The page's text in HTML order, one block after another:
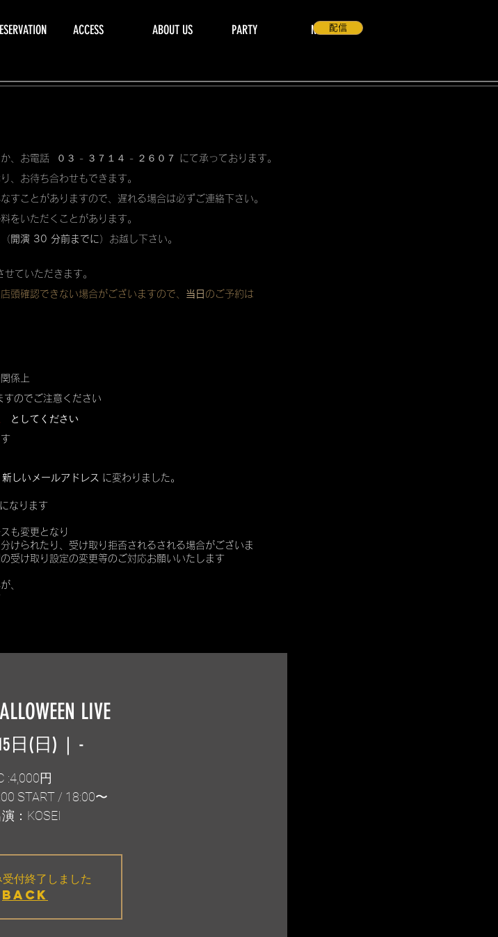
ACCESS ABOUT US PARTY NEWS配信
、お電話 ０３ - ３７１４ - ２６０７ にて承っております。
、お待ち合わせもできます。
すことがありますので、遅れる場合は必ずご連絡下さい。
をいただくことがあります。
開演 30 分前までに）お越し下さい。
せていただきます。
頭確認できない場合がございますので、 当日 のご予約は
係上
すのでご注意ください
としてください
新しいメールアドレス に変わりました。
なります
も変更となり
けられたり、受け取り拒否されるされる場合がございま
受け取り設定の変更等のご対応お願いいたします
、
LIVE
日(日)
  |
-
:4,000円
START / 18:00〜
：KOSEI
付終了しました
BACK